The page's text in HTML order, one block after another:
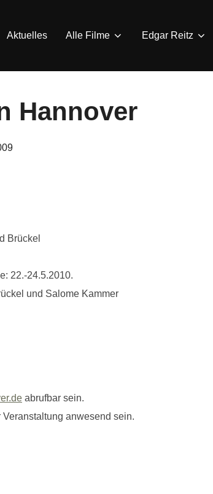
Aktuelles Alle Filme Edgar Reitz
Hannover
Brückel
22.-24.5.2010.
und Salome Kammer
abrufbar sein.
anwesend sein.